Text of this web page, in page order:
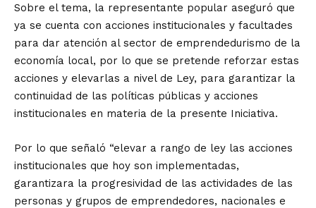
Sobre el tema, la representante popular aseguró que
ya se cuenta con acciones institucionales y facultades
para dar atención al sector de emprendedurismo de la
economía local, por lo que se pretende reforzar estas
acciones y elevarlas a nivel de Ley, para garantizar la
continuidad de las políticas públicas y acciones
institucionales en materia de la presente Iniciativa.
Por lo que señaló “elevar a rango de ley las acciones
institucionales que hoy son implementadas,
garantizara la progresividad de las actividades de las
personas y grupos de emprendedores, nacionales e